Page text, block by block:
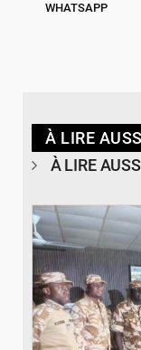
WHATSAPP
À LIRE
À LIRE